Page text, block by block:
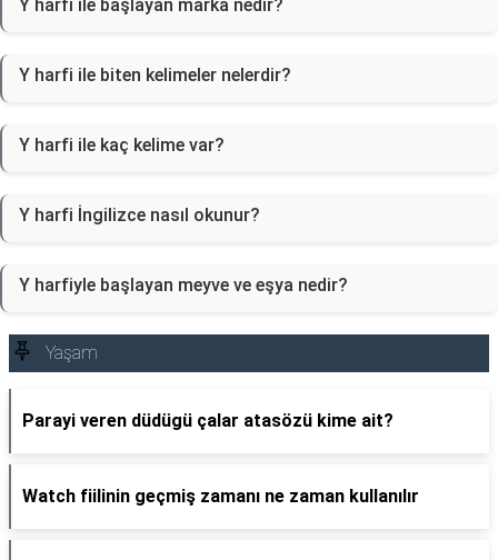
Y harfi ile başlayan marka nedir?
Y harfi ile biten kelimeler nelerdir?
Y harfi ile kaç kelime var?
Y harfi İngilizce nasıl okunur?
Y harfiyle başlayan meyve ve eşya nedir?
Yaşam
Parayi veren düdügü çalar atasözü kime ait?
Watch fiilinin geçmiş zamanı ne zaman kullanılır